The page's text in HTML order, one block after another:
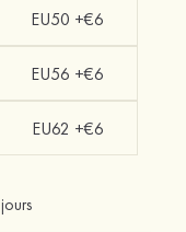
EU50 +€6
EU56 +€6
EU62 +€6